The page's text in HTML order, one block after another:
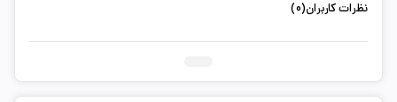
نظرات کاربران(0)